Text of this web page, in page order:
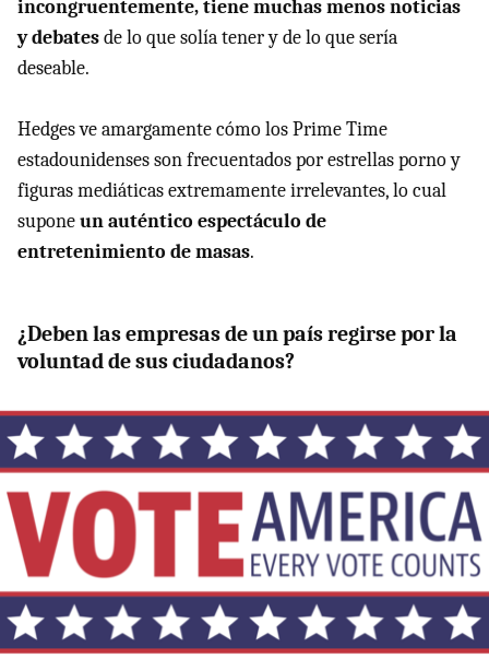
incongruentemente, tiene muchas menos noticias
y debatesde lo que solía tener y de lo que sería
deseable.
Hedges ve amargamente cómo los Prime Time
estadounidenses son frecuentados por estrellas porno y
figuras mediáticas extremamente irrelevantes, lo cual
suponeun auténtico espectáculo de
entretenimiento de masas.
¿Deben las empresas de un país regirse por la
voluntad de sus ciudadanos?